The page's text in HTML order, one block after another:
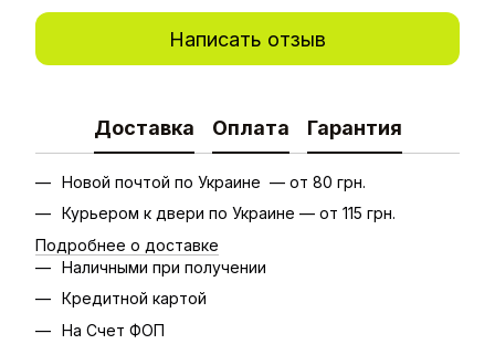
Написать отзыв
Доставка Оплата Гарантия
Новой почтой по Украине — от 80 грн.
Курьером к двери по Украине — от 115 грн.
Подробнее о доставке
Наличными при получении
Кредитной картой
На Счет ФОП